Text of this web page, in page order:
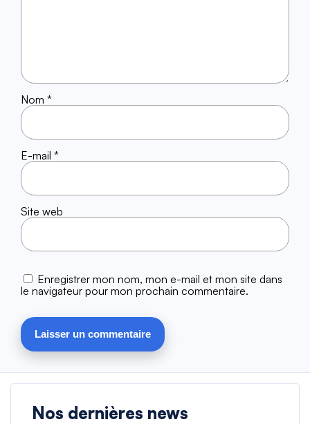
Nom *
E-mail *
Site web
Enregistrer mon nom, mon e-mail et mon site dans
le navigateur pour mon prochain commentaire.
Nos dernières news